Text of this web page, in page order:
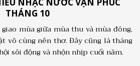
THÁNG 10
mùa giữa mùa thu và mùa đông,
vô cùng nên thơ. Đây cũng là tháng
sôi động và nhộn nhịp cuối năm.